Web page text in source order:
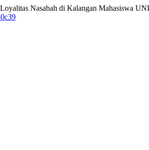
Nasabah di Kalangan Mahasiswa